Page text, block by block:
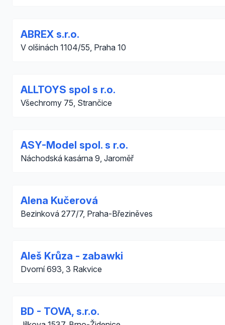
ABREX s.r.o.
V olšinách 1104/55, Praha 10
ALLTOYS spol s r.o.
Všechromy 75, Strančice
ASY-Model spol. s r.o.
Náchodská kasárna 9, Jaroměř
Alena Kučerová
Bezinková 277/7, Praha-Březiněves
Aleš Krůza - zabawki
Dvorní 693, 3 Rakvice
BD - TOVA, s.r.o.